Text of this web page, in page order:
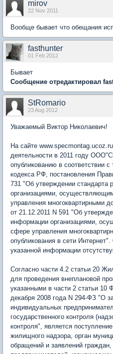
mirov
22 Nov 2011
Вообще бывает что обещания
fasthunter
01 Feb 2012
Бывает
Сообщение отредактировал
StRomario
23 Aug 2012
Уважаемый Виктор Николаевич!
На сайте
деятельности в 2011 году
опубликованию в соответствии
кодекса РФ, постановления
731 "Об утверждении стандарта
организациями,
управления многоквартирными
от 21.12.2011 N 591 "Об
информации организациями,
сфере управления
опубликования в сети
указанной информации
Согласно части 4.2 статьи 20
для проведения внеплановой
указанными в части 2 статьи 10
декабря 2008 года N 294-ФЗ "О
индивидуальных
государственного контроля
контроля", является
жилищного надзора, орган
обращений и заявлений